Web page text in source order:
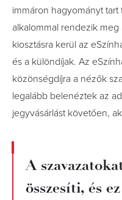
immáron hagyományt
alkalommal rendezik meg
kiosztásra kerül az
és a különdíjak. Az
közönségdíjra a nézők
legalább belenéztek az
jegyvásárlást követően,
A
összesíti, és